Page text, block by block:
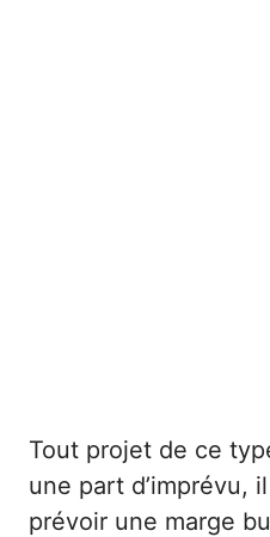
Tout projet de ce
une part d’imprévu,
prévoir une marge